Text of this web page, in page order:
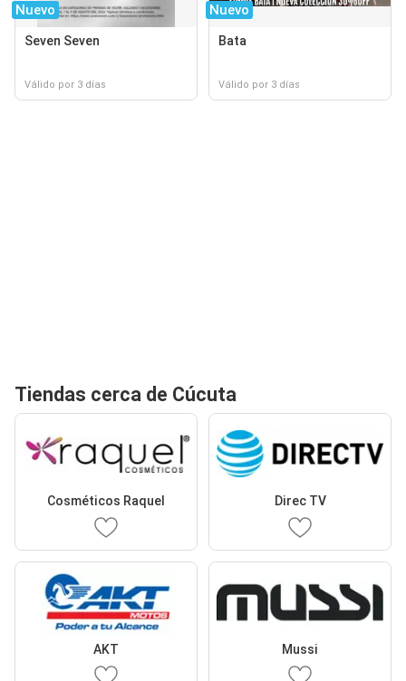
Nuevo
Seven Seven
Válido por 3 días
Nuevo
Bata
Válido por 3 días
Tiendas cerca de Cúcuta
Cosméticos Raquel Direc TV
AKT Mussi